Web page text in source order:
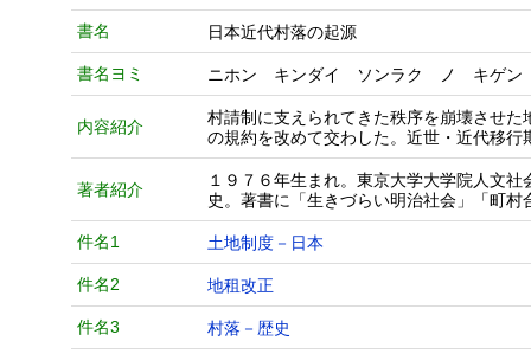
書名 日本近代村落の起源
書名ヨミ ニホン キンダイ ソンラク ノ キゲン
内容紹介
村請制に支えられてきた秩序を崩壊させ
の規約を改めて交わした。近世・近代移
著者紹介
１９７６年生まれ。東京大学大学院人文
史。著書に「生きづらい明治社会」「町
件名1 土地制度－日本
件名2 地租改正
件名3 村落－歴史